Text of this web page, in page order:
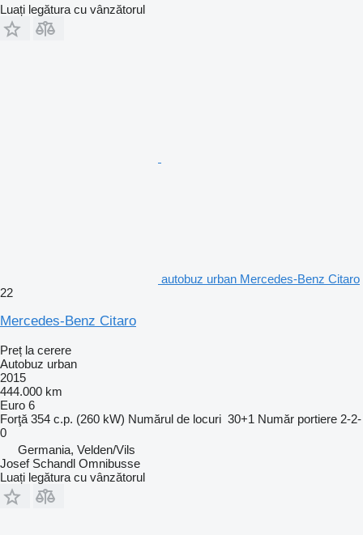
Luați legătura cu vânzătorul
autobuz urban Mercedes-Benz Citaro
22
Mercedes-Benz Citaro
Preț la cerere
Autobuz urban
2015
444.000 km
Euro 6
Forţă 354 c.p. (260 kW) Numărul de locuri 30+1 Număr portiere 2-2-
0
Germania, Velden/Vils
Josef Schandl Omnibusse
Luați legătura cu vânzătorul